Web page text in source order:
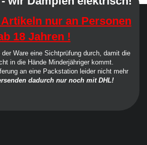
nur an Personen
18 Jahren !
der Ware eine Sichtprüfung durch, damit die
in die Hände Minderjähriger kommt.
an eine Packstation leider nicht mehr
dadurch nur noch mit DHL!